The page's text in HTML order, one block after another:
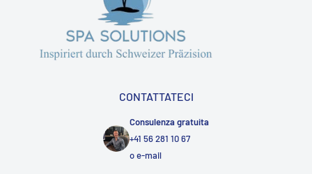
CONTATTATECI
Consulenza gratuita
+41 56 281 10 67
oe-mail